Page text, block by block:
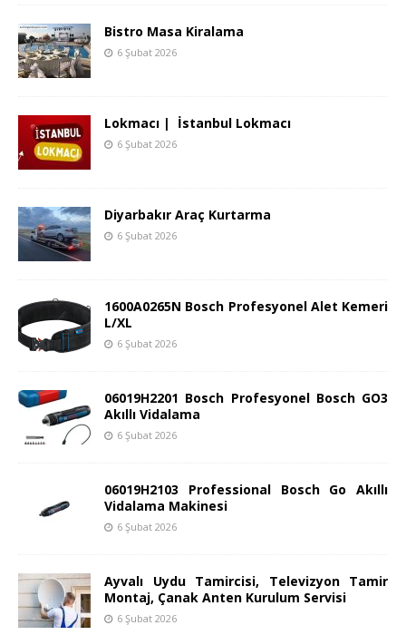
Bistro Masa Kiralama
6 Şubat 2026
Lokmacı | İstanbul Lokmacı
6 Şubat 2026
Diyarbakır Araç Kurtarma
6 Şubat 2026
1600A0265N Bosch Profesyonel Alet Kemeri
L/XL
6 Şubat 2026
06019H2201 Bosch Profesyonel Bosch GO3
Akıllı Vidalama
6 Şubat 2026
06019H2103 Professional Bosch Go Akıllı
Vidalama Makinesi
6 Şubat 2026
Ayvalı Uydu Tamircisi, Televizyon Tamir
Montaj, Çanak Anten Kurulum Servisi
6 Şubat 2026